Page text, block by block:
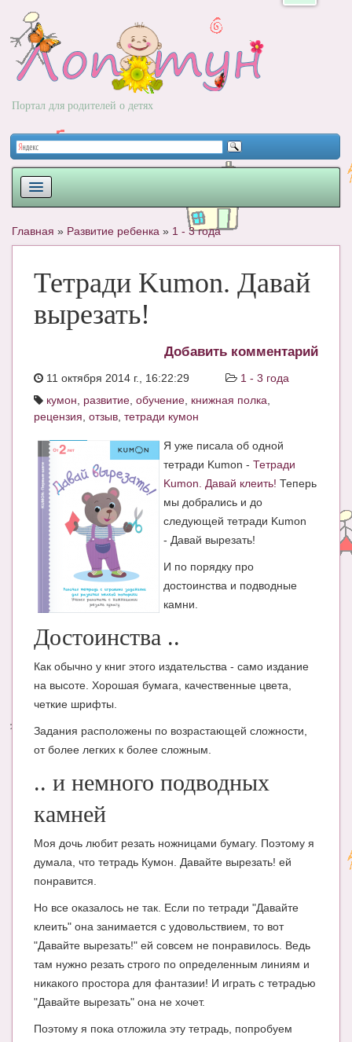
Портал для родителей о детях
НОВОРОЖДЕННЫЙ
РАЗВИТИЕ
ЧАТ
КНИГИ
Сказки
ПСИХОЛОГИЯ
ЗДОРОВЬЕ
МОДА И КРАСОТА
КОНКУРСЫ
СООБЩЕСТВА
БЛОГИ
БЕРЕМЕННОСТЬ
Календарь беременности
Энциклопедия
Имена. Святцы
Энциклопедия беременных
Мамина энциклопедия
СЕРВИСЫ И ПРИЛОЖЕНИЯ
Сервис. Оценка роста и веса ребенка
Приложения для Android
Полезные ссылки
Опросы
НОВОСТИ ЛОПОТУНА
Главная » Развитие ребенка » 1 - 3 года
Тетради Kumon. Давай
вырезать!
Добавить комментарий
11 октября 2014 г., 16:22:29
1 - 3 года
кумон
развитие обучение книжная полка
рецензия отзыв тетради кумон
Я уже писала об одной
тетради Kumon - Тетради
Kumon. Давай клеить! Теперь
мы добрались и до
следующей тетради Kumon
- Давай вырезать!
И по порядку про
достоинства и подводные
камни.
Достоинства ..
Как обычно у книг этого издательства - само издание
на высоте. Хорошая бумага, качественные цвета,
четкие шрифты.
Задания расположены по возрастающей сложности,
от более легких к более сложным.
.. и немного подводных
камней
Моя дочь любит резать ножницами бумагу. Поэтому я
думала, что тетрадь Кумон. Давайте вырезать! ей
понравится.
Но все оказалось не так. Если по тетради "Давайте
клеить" она занимается с удовольствием, то вот
"Давайте вырезать!" ей совсем не понравилось. Ведь
там нужно резать строго по определенным линиям и
никакого простора для фантазии! И играть с тетрадью
"Давайте вырезать" она не хочет.
Поэтому я пока отложила эту тетрадь, попробуем